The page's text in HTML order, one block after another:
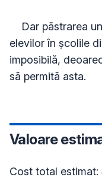
elevilor în școlile
imposibilă,
să permită asta.
Valoare
Cost total